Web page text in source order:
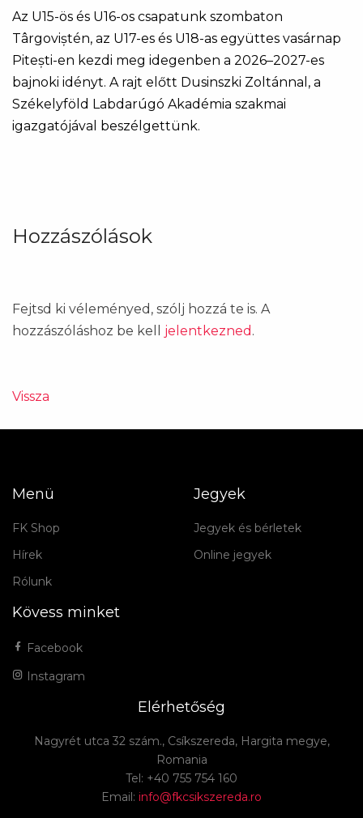
Az U15-ös és U16-os csapatunk szombaton
Târgoviștén, az U17-es és U18-as együttes vasárnap
Pitești-en kezdi meg idegenben a 2026–2027-es
bajnoki idényt. A rajt előtt Dusinszki Zoltánnal, a
Székelyföld Labdarúgó Akadémia szakmai
igazgatójával beszélgettünk.
Hozzászólások
Fejtsd ki véleményed, szólj hozzá te is. A
hozzászóláshoz be kell jelentkezned .
Vissza
Menü
FK Shop
Hírek
Rólunk
Jegyek
Jegyek és bérletek
Online jegyek
Kövess minket
Facebook
Instagram
Elérhetőség
Nagyrét utca 32 szám., Csíkszereda, Hargita megye,
Romania
Tel: +40 755 754 160
Email: info@fkcsikszereda.ro